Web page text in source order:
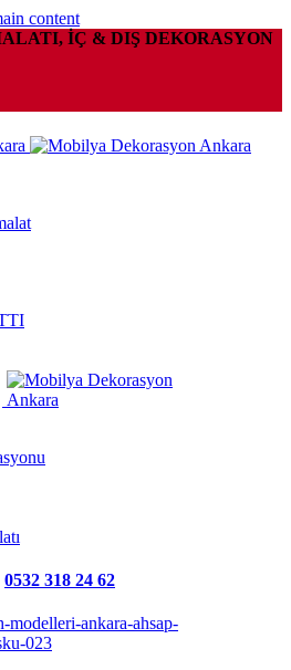
content
İÇ & DIŞ DEKORASYON
0532 318 24 62